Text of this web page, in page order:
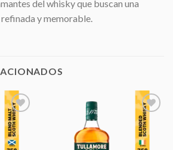
del whisky que buscan una
y memorable.
Añadir
a la
lista de
deseos
Añadir
a la
lista de
deseos